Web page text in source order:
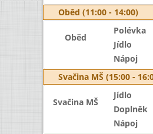
Oběd (11:00 - 14:00)
Oběd
Polévka
Jídlo
Nápoj
Svačina MŠ (15:00 -
Svačina MŠ
Jídlo
Doplněk
Nápoj